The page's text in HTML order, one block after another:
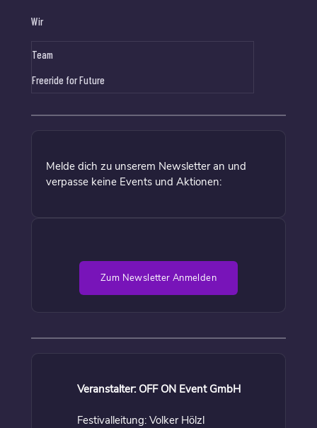
Wir
Team
Freeride for Future
Melde dich zu unserem Newsletter an und
verpasse keine Events und Aktionen:
Zum Newsletter Anmelden
Veranstalter: OFF ON Event GmbH
Festivalleitung: Volker Hölzl